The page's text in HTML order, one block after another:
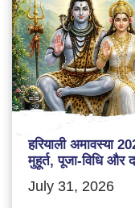
हरियाली अमावस्या
मुहूर्त, पूजा-विधि और
July 31, 2026